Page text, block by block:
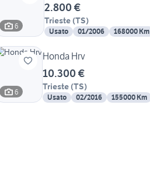
6
2.800 €
Trieste (TS)
Usato 01/2006 168000 Km
6
Honda Hrv
10.300 €
Trieste (TS)
Usato 02/2016 155000 Km